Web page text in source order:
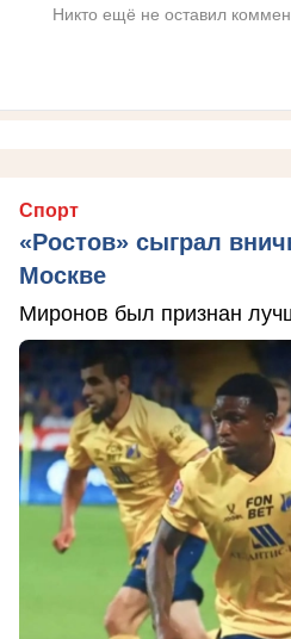
Никто ещё не оставил
Спорт
«Ростов» сыграл
Москве
Миронов был признан